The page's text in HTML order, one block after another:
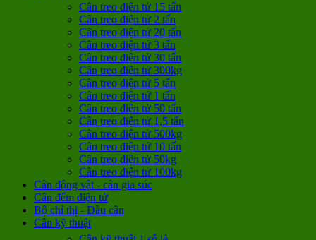
Cân treo điện tử 15 tấn
Cân treo điện tử 2 tấn
Cân treo điện tử 20 tấn
Cân treo điện tử 3 tấn
Cân treo điện tử 30 tấn
Cân treo điện tử 300kg
Cân treo điện tử 5 tấn
Cân treo điện tử 1 tấn
Cân treo điện tử 50 tấn
Cân treo điện tử 1,5 tấn
Cân treo điện tử 500kg
Cân treo điện tử 10 tấn
Cân treo điện tử 50kg
Cân treo điện tử 100kg
Cân động vật - cân gia súc
Cân đếm điện tử
Bộ chỉ thị - Đầu cân
Cân kỹ thuật